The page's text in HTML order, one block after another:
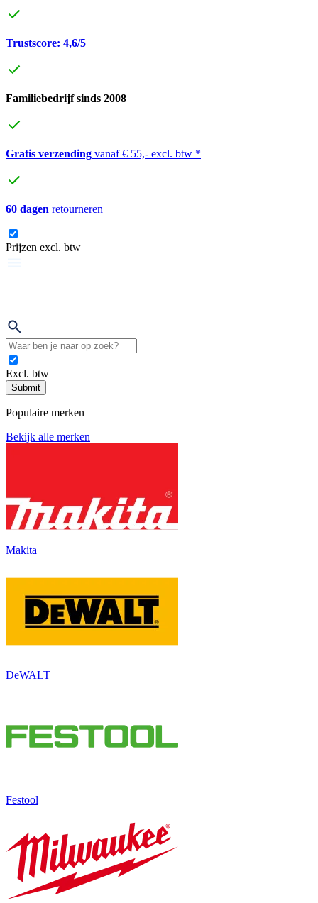
Trustscore: 4,6/5
Familiebedrijf sinds 2008
Gratis verzending vanaf € 55,- excl. btw *
60 dagen retourneren
Prijzen excl. btw
Excl. btw
Submit
Populaire merken
Bekijk alle merken
Makita
DeWALT
Festool